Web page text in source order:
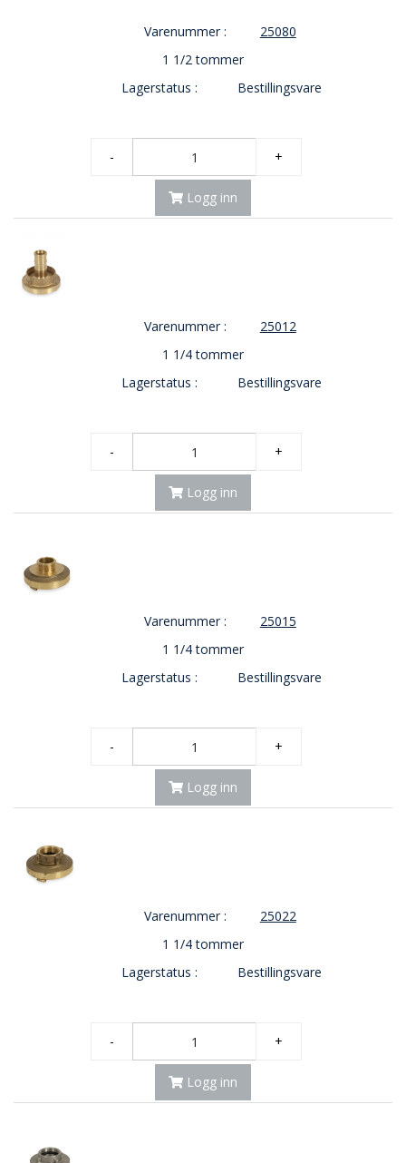
Varenummer :
25080
1 1/2 tommer
Lagerstatus :
Bestillingsvare
- +
Logg inn
Varenummer :
25012
1 1/4 tommer
Lagerstatus :
Bestillingsvare
- +
Logg inn
Varenummer :
25015
1 1/4 tommer
Lagerstatus :
Bestillingsvare
- +
Logg inn
Varenummer :
25022
1 1/4 tommer
Lagerstatus :
Bestillingsvare
- +
Logg inn